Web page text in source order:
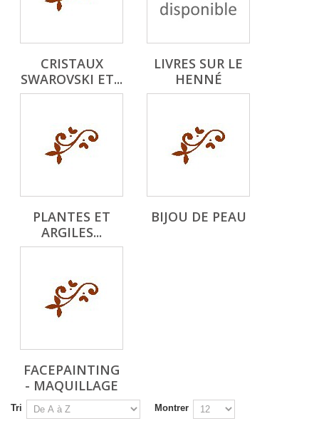
CRISTAUX
SWAROVSKI ET...
LIVRES SUR LE
HENNÉ
PLANTES ET
ARGILES...
BIJOU DE PEAU
FACEPAINTING
- MAQUILLAGE
Tri
Montrer